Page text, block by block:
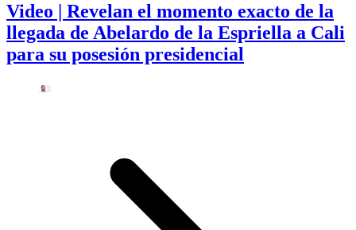
Video | Revelan el momento exacto de la
llegada de Abelardo de la Espriella a Cali
para su posesión presidencial